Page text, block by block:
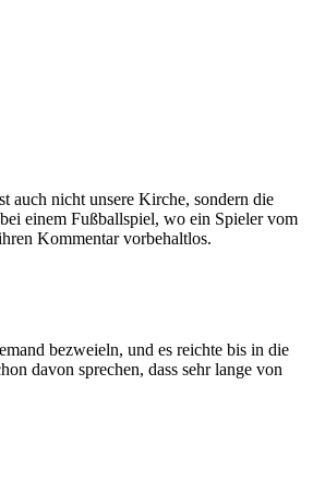
auch nicht unsere Kirche, sondern die
einem Fußballspiel, wo ein Spieler vom
Kommentar vorbehaltlos.
bezweieln, und es reichte bis in die
davon sprechen, dass sehr lange von